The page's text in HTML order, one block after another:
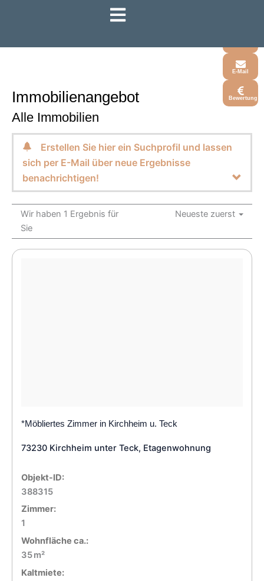
E-Mail
Bewertung
Immobilien­angebot
Alle Immobilien
Erstellen Sie hier ein Suchprofil und lassen
sich per E-Mail über neue Ergebnisse
benachrichtigen!
Wir haben 1 Ergebnis für
Sie
Neueste zuerst
*Möbliertes Zimmer in Kirchheim u. Teck
73230 Kirchheim unter Teck, Etagenwohnung
Objekt-ID:
388315
Zimmer:
1
Wohnfläche ca.:
35 m²
Kaltmiete: